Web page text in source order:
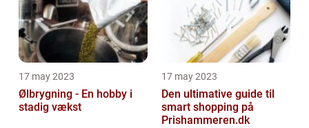
17 may 2023
Ølbrygning - En hobby i
stadig vækst
17 may 2023
Den ultimative guide til
smart shopping på
Prishammeren.dk